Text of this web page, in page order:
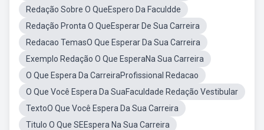
Redação Sobre O QueEspero Da Faculdde
Redação Pronta O QueEsperar De Sua Carreira
Redacao TemasO Que Esperar Da Sua Carreira
Exemplo Redação O Que EsperaNa Sua Carreira
O Que Espera Da CarreiraProfissional Redacao
O Que Você Espera Da SuaFaculdade Redação Vestibular
TextoO Que Você Espera Da Sua Carreira
Titulo O Que SEEspera Na Sua Carreira